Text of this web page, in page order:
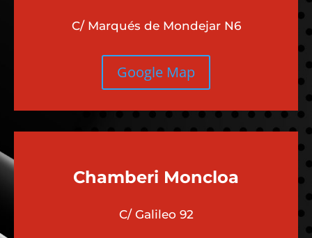
C/ Marqués de Mondejar N6
Google Map
Chamberi Moncloa
C/ Galileo 92